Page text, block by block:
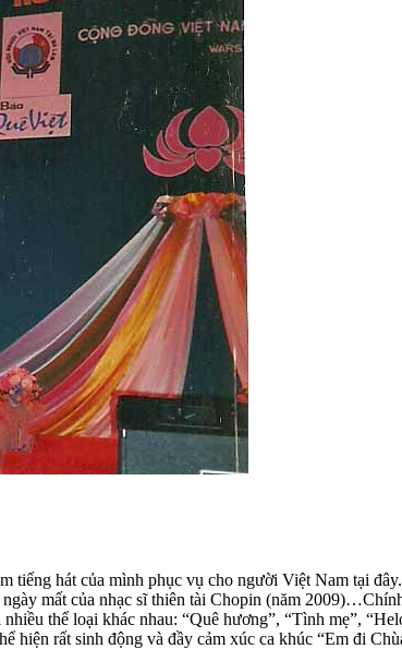
tiếng hát của mình phục vụ cho người Việt Nam tại
mất của nhạc sĩ thiên tài Chopin (năm
thể loại khác nhau: “Quê hương”, “Tình mẹ”,
hiện rất sinh động và đầy cảm xúc ca khúc “Em đi